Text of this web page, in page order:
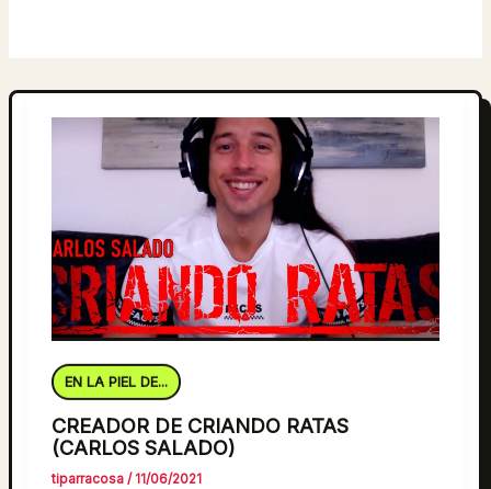
EN LA PIEL DE...
CREADOR DE CRIANDO RATAS
(CARLOS SALADO)
tiparracosa/11/06/2021